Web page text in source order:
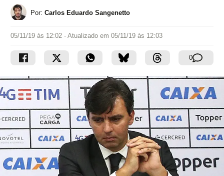
Por: Carlos Eduardo Sangenetto
05/11/19 às 12:02 - Atualizado em 05/11/19 às 12:03
0